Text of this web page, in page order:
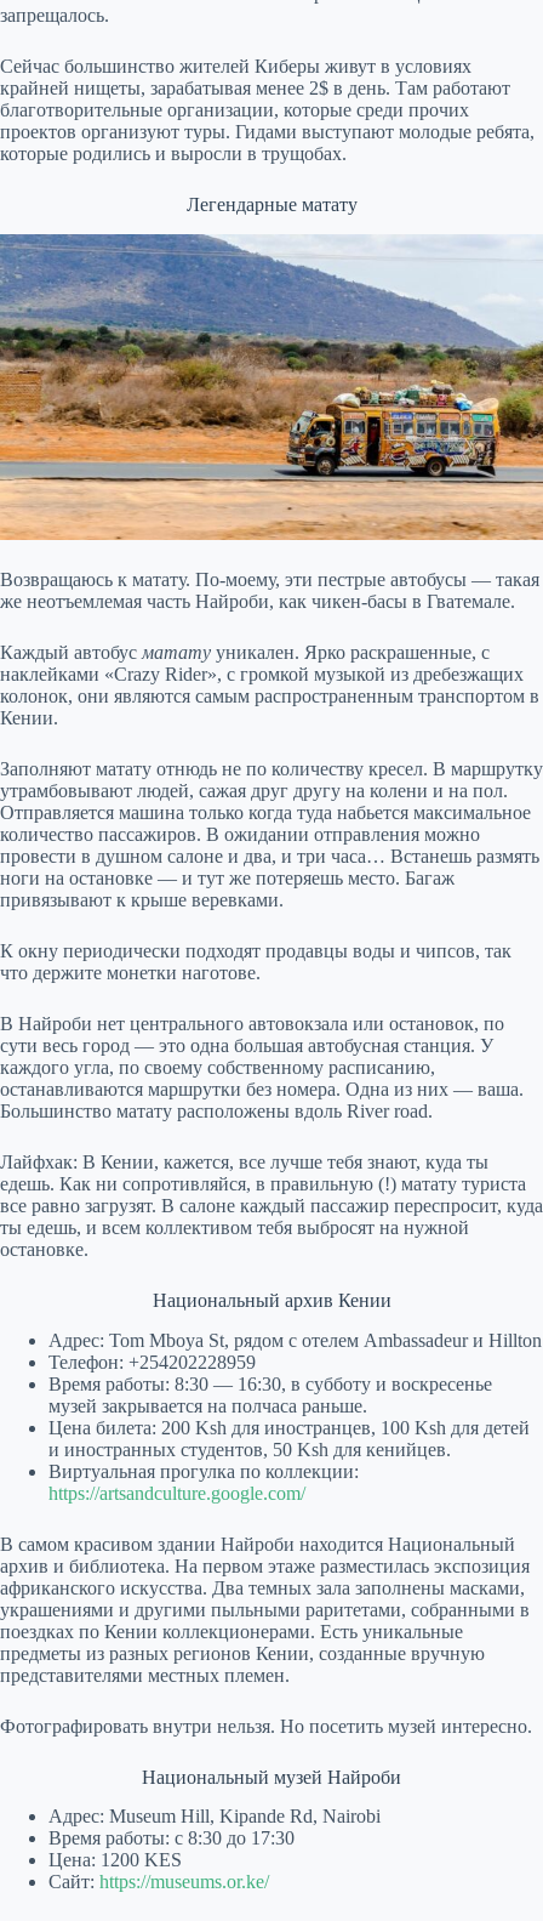
запрещалось.
Сейчас большинство жителей Киберы живут в условиях
крайней нищеты, зарабатывая менее 2$ в день. Там работают
благотворительные организации, которые среди прочих
проектов организуют туры. Гидами выступают молодые ребята,
которые родились и выросли в трущобах.
Легендарные матату
Возвращаюсь к матату. По-моему, эти пестрые автобусы — такая
же неотъемлемая часть Найроби, как чикен-басы в Гватемале.
Каждый автобус матату уникален. Ярко раскрашенные, с
наклейками «Crazy Rider», с громкой музыкой из дребезжащих
колонок, они являются самым распространенным транспортом в
Кении.
Заполняют матату отнюдь не по количеству кресел. В маршрутку
утрамбовывают людей, сажая друг другу на колени и на пол.
Отправляется машина только когда туда набьется максимальное
количество пассажиров. В ожидании отправления можно
провести в душном салоне и два, и три часа… Встанешь размять
ноги на остановке — и тут же потеряешь место. Багаж
привязывают к крыше веревками.
К окну периодически подходят продавцы воды и чипсов, так
что держите монетки наготове.
В Найроби нет центрального автовокзала или остановок, по
сути весь город — это одна большая автобусная станция. У
каждого угла, по своему собственному расписанию,
останавливаются маршрутки без номера. Одна из них — ваша.
Большинство матату расположены вдоль River road.
Лайфхак: В Кении, кажется, все лучше тебя знают, куда ты
едешь. Как ни сопротивляйся, в правильную (!) матату туриста
все равно загрузят. В салоне каждый пассажир переспросит, куда
ты едешь, и всем коллективом тебя выбросят на нужной
остановке.
Национальный архив Кении
Адрес: Tom Mboya St, рядом с отелем Ambassadeur и Hillton
Телефон: +254202228959
Время работы: 8:30 — 16:30, в субботу и воскресенье
музей закрывается на полчаса раньше.
Цена билета: 200 Ksh для иностранцев, 100 Ksh для детей
и иностранных студентов, 50 Ksh для кенийцев.
Виртуальная прогулка по коллекции:
https://artsandculture.google.com/
В самом красивом здании Найроби находится Национальный
архив и библиотека. На первом этаже разместилась экспозиция
африканского искусства. Два темных зала заполнены масками,
украшениями и другими пыльными раритетами, собранными в
поездках по Кении коллекционерами. Есть уникальные
предметы из разных регионов Кении, созданные вручную
представителями местных племен.
Фотографировать внутри нельзя. Но посетить музей интересно.
Национальный музей Найроби
Адрес: Museum Hill, Kipande Rd, Nairobi
Время работы: с 8:30 до 17:30
Цена: 1200 KES
Сайт: https://museums.or.ke/